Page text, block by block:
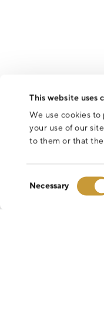
This website uses
We use cookies to
your use of our
to them or that
Necessary